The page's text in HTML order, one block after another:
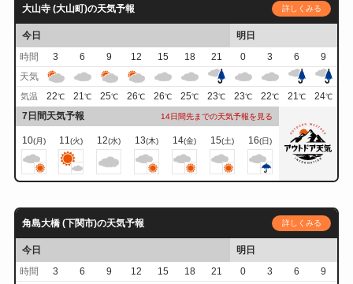
大山寺 (大山町)の天気予報 詳しくみる
今日
明日
時間
3 6 9 12 15 18 21 0 3 6
9
天気
気温 22℃ 21℃ 25℃ 26℃ 26℃ 25℃ 23℃ 23℃ 22℃ 21℃ 24℃
7日間天気予報 14日間先までの天気予報を見る
10(月) 11(火) 12(水) 13(木) 14(金) 15(土) 16(日)
角島大橋 (下関市)の天気予報 詳しくみる
今日
明日
時間
3 6 9 12 15 18 21 0 3 6
9